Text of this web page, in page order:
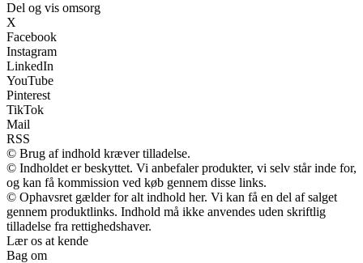
Del og vis omsorg
X
Facebook
Instagram
LinkedIn
YouTube
Pinterest
TikTok
Mail
RSS
© Brug af indhold kræver tilladelse.
© Indholdet er beskyttet. Vi anbefaler produkter, vi selv står inde for,
og kan få kommission ved køb gennem disse links.
© Ophavsret gælder for alt indhold her. Vi kan få en del af salget
gennem produktlinks. Indhold må ikke anvendes uden skriftlig
tilladelse fra rettighedshaver.
Lær os at kende
Bag om